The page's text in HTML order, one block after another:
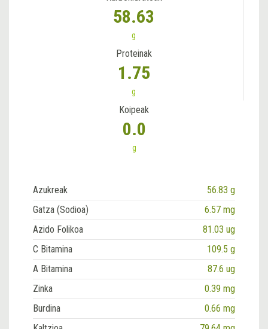
58.63
g
Proteinak
1.75
g
Koipeak
0.0
g
Azukreak
56.83 g
Gatza (Sodioa)
6.57 mg
Azido Folikoa
81.03 ug
C Bitamina
109.5 g
A Bitamina
87.6 ug
Zinka
0.39 mg
Burdina
0.66 mg